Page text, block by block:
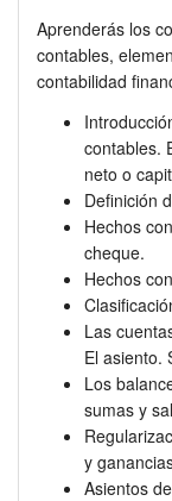
Aprenderás los
contables,
contabilidad
contables.
neto o
Definición
Hechos
cheque.
Hechos
Las
El asiento.
Los
sumas y
y
Asientos